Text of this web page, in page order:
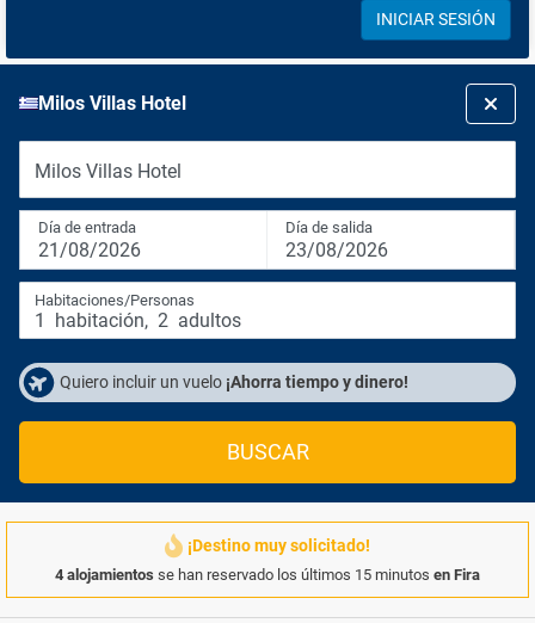
INICIAR SESIÓN
Milos Villas Hotel
Milos Villas Hotel
Día de entrada
21/08/2026
Día de salida
23/08/2026
Habitaciones/Personas
1 habitación, 2 adultos
Quiero incluir un vuelo ¡Ahorra tiempo y dinero!
BUSCAR
¡Destino muy solicitado!
4 alojamientos se han reservado los últimos 15 minutos en Fira